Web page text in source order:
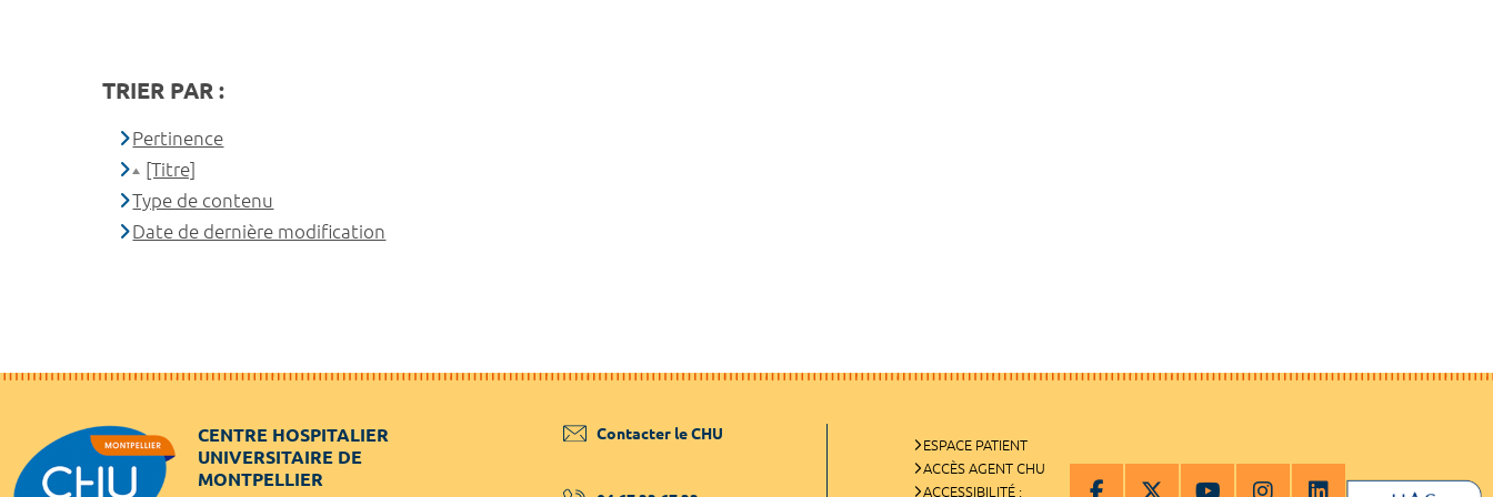
TRIER PAR :
Pertinence
[Titre]
Type de contenu
Date de dernière modification
CENTRE HOSPITALIER
UNIVERSITAIRE DE
MONTPELLIER
Contacter le CHU
ESPACE PATIENT
ACCÈS AGENT CHU
ACCESSIBILITÉ :